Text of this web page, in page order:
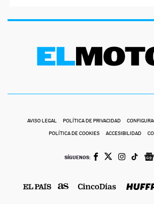
AVISO LEGAL POLÍTICA DE PRIVACIDAD
POLÍTICA DE COOKIES ACCESIBILIDAD
SÍGUENOS: